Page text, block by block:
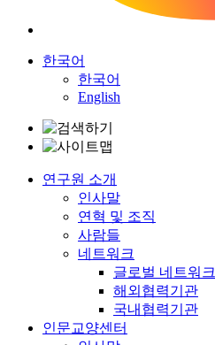
한국어
한국어
English
연구원 소개
인사말
연혁 및 조직
사람들
네트워크
글로벌 네트워크
해외협력기관
국내협력기관
인문교양센터